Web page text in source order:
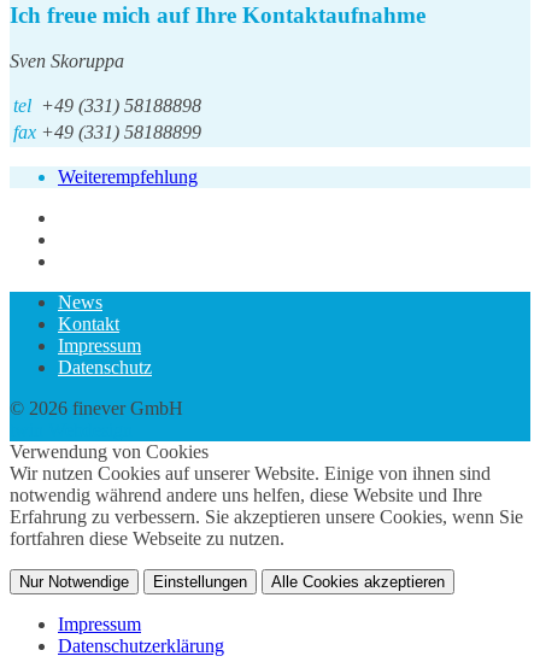
Ich freue mich auf Ihre Kontaktaufnahme
Sven Skoruppa
tel +49 (331) 58188898
fax +49 (331) 58188899
Weiterempfehlung
News
Kontakt
Impressum
Datenschutz
© 2026 finever GmbH
Verwendung von Cookies
Wir nutzen Cookies auf unserer Website. Einige von ihnen sind
notwendig während andere uns helfen, diese Website und Ihre
Erfahrung zu verbessern. Sie akzeptieren unsere Cookies, wenn Sie
fortfahren diese Webseite zu nutzen.
Nur Notwendige Einstellungen Alle Cookies akzeptieren
Impressum
Datenschutzerklärung